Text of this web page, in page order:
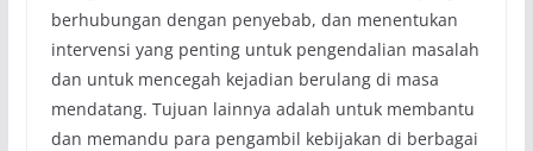
berhubungan dengan penyebab, dan menentukan
intervensi yang penting untuk pengendalian masalah
dan untuk mencegah kejadian berulang di masa
mendatang. Tujuan lainnya adalah untuk membantu
dan memandu para pengambil kebijakan di berbagai